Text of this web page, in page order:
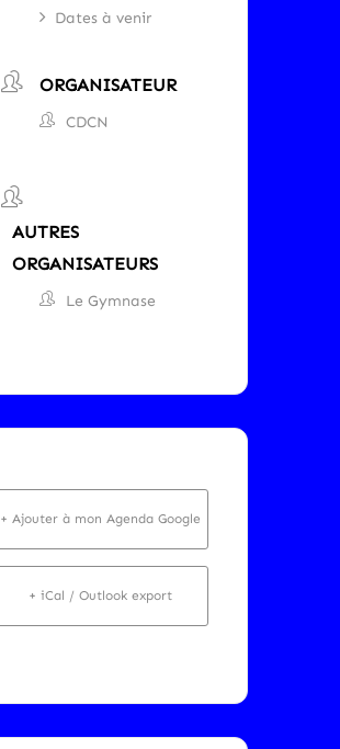
Dates à venir
ORGANISATEUR
CDCN
AUTRES
ORGANISATEURS
Le Gymnase
+ Ajouter à mon Agenda Google
+ iCal / Outlook export